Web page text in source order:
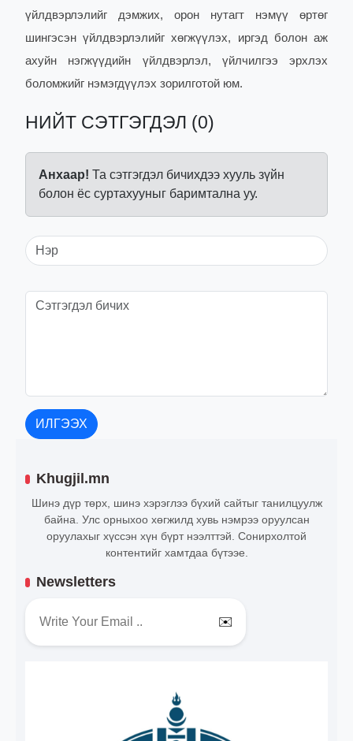
үйлдвэрлэлийг дэмжих, орон нутагт нэмүү өртөг
шингэсэн үйлдвэрлэлийг хөгжүүлэх, иргэд болон аж
ахуйн нэгжүүдийн үйлдвэрлэл, үйлчилгээ эрхлэх
боломжийг нэмэгдүүлэх зорилготой юм.
НИЙТ СЭТГЭГДЭЛ (0)
Анхаар! Та сэтгэгдэл бичихдээ хууль зүйн
болон ёс суртахууныг баримтална уу.
ИЛГЭЭХ
Khugjil.mn
Шинэ дүр төрх, шинэ хэрэглээ бүхий сайтыг танилцуулж
байна. Улс орныхоо хөгжилд хувь нэмрээ оруулсан
оруулахыг хүссэн хүн бүрт нээлттэй. Сонирхолтой
контентийг хамтдаа бүтээе.
Newsletters
✉️